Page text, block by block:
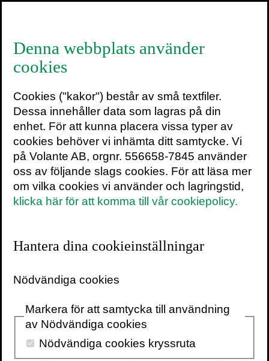
Sofia Runarsdotter
Volante
27 juli 2018
Volante
Denna webbplats använder
cookies
Cookies ("kakor") består av små textfiler.
Dessa innehåller data som lagras på din
enhet. För att kunna placera vissa typer av
cookies behöver vi inhämta ditt samtycke. Vi
på Volante AB, orgnr. 556658-7845 använder
oss av följande slags cookies. För att läsa mer
om vilka cookies vi använder och lagringstid,
klicka här för att komma till vår cookiepolicy.
Hantera dina cookieinställningar
Nödvändiga cookies
Markera för att samtycka till användning
av Nödvändiga cookies
Nödvändiga cookies kryssruta